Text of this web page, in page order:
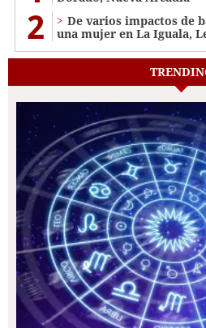
2
De varios impactos de
una mujer en La Iguala,